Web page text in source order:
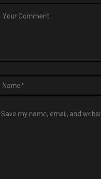
Save my name, email, and